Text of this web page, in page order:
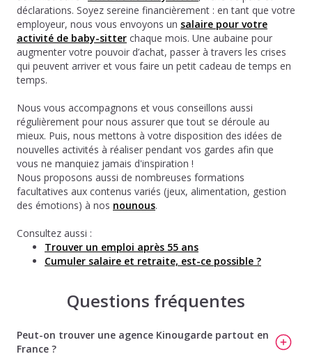
déclarations. Soyez sereine financièrement : en tant que votre
employeur, nous vous envoyons un salaire pour votre
activité de baby-sitter chaque mois. Une aubaine pour
augmenter votre pouvoir d’achat, passer à travers les crises
qui peuvent arriver et vous faire un petit cadeau de temps en
temps.
Nous vous accompagnons et vous conseillons aussi
régulièrement pour nous assurer que tout se déroule au
mieux. Puis, nous mettons à votre disposition des idées de
nouvelles activités à réaliser pendant vos gardes afin que
vous ne manquiez jamais d'inspiration !
Nous proposons aussi de nombreuses formations
facultatives aux contenus variés (jeux, alimentation, gestion
des émotions) à nos nounous.
Consultez aussi :
Trouver un emploi après 55 ans
Cumuler salaire et retraite, est-ce possible ?
Questions fréquentes
Peut-on trouver une agence Kinougarde partout en
France ?